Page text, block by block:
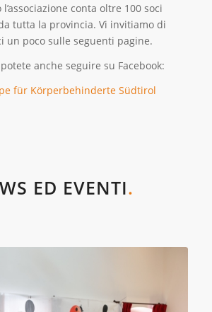
conta oltre 100 soci
tutta la provincia. Vi invitiamo di
un poco sulle seguenti pagine.
anche seguire su Facebook:
für Körperbehinderte Südtirol
ED EVENTI.